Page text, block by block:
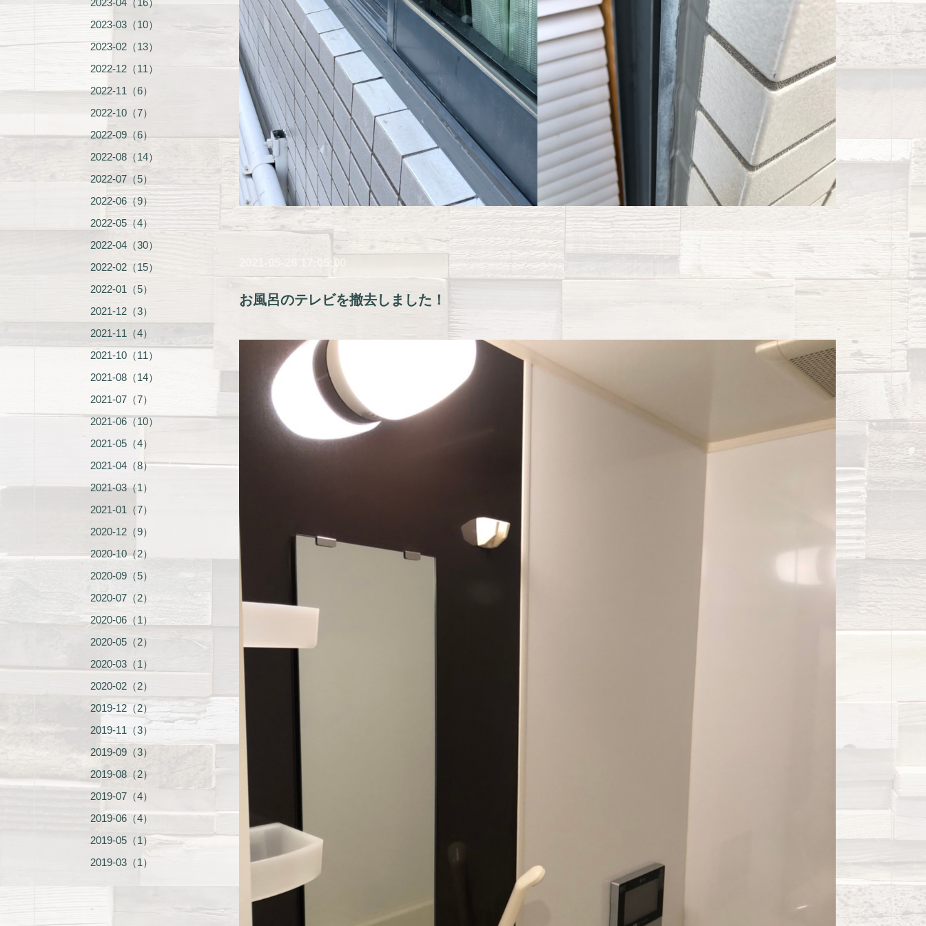
2021-05-28 17:05:00
お風呂のテレビを撤去しました！
2023-04（16）
2023-03（10）
2023-02（13）
2022-12（11）
2022-11（6）
2022-10（7）
2022-09（6）
2022-08（14）
2022-07（5）
2022-06（9）
2022-05（4）
2022-04（30）
2022-02（15）
2022-01（5）
2021-12（3）
2021-11（4）
2021-10（11）
2021-08（14）
2021-07（7）
2021-06（10）
2021-05（4）
2021-04（8）
2021-03（1）
2021-01（7）
2020-12（9）
2020-10（2）
2020-09（5）
2020-07（2）
2020-06（1）
2020-05（2）
2020-03（1）
2020-02（2）
2019-12（2）
2019-11（3）
2019-09（3）
2019-08（2）
2019-07（4）
2019-06（4）
2019-05（1）
2019-03（1）